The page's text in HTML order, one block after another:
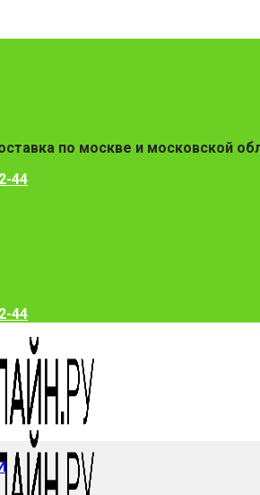
по москве и московской
44
44